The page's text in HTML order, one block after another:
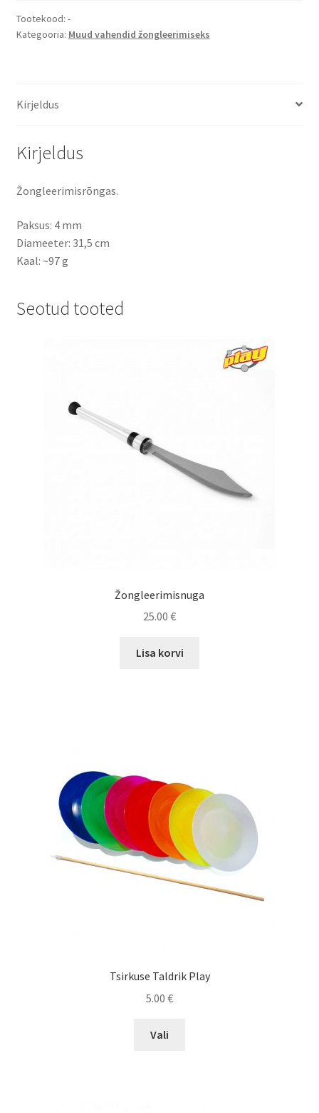
Tootekood: -
Kategooria: Muud vahendid žongleerimiseks
Kirjeldus
Kirjeldus
Žongleerimisrõngas.
Paksus: 4 mm
Diameeter: 31,5 cm
Kaal: ~97 g
Seotud tooted
Žongleerimisnuga
25.00 €
Lisa korvi
Tsirkuse Taldrik Play
5.00 €
Vali